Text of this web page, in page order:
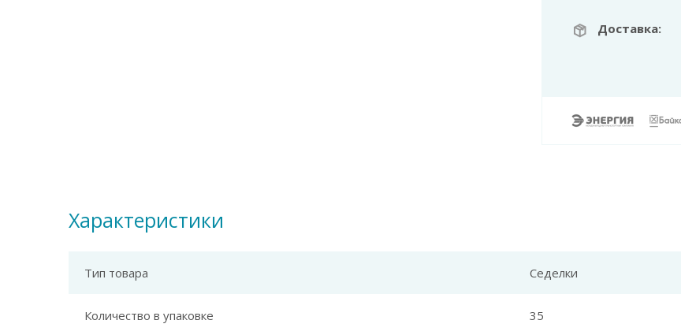
Доставка:
Характеристики
Тип товара Седелки
Количество в упаковке 35